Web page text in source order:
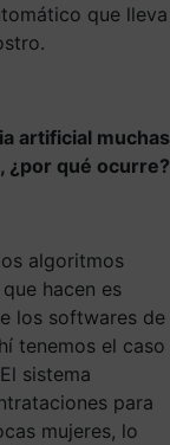
que lleva
artificial muchas
¿por qué ocurre?
algoritmos
hacen es
los softwares de
tenemos el caso
sistema
para
mujeres, lo